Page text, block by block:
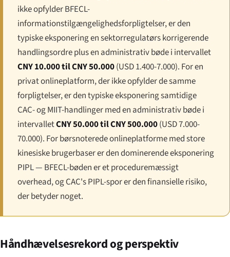
ikke opfylder BFECL-
informations­tilgængeligheds­forpligtelser, er den
typiske eksponering en sektorregulatørs korrigerende
handlings­ordre plus en administrativ bøde i intervallet
CNY 10.000 til CNY 50.000(USD 1.400-7.000). For en
privat onlineplatform, der ikke opfylder de samme
forpligtelser, er den typiske eksponering samtidige
CAC- og MIIT-handlinger med en administrativ bøde i
intervalletCNY 50.000 til CNY 500.000(USD 7.000-
70.000). For børsnoterede onlineplatforme med store
kinesiske brugerbaser er den dominerende eksponering
PIPL — BFECL-bøden er et proceduremæssigt
overhead, og CAC's PIPL-spor er den finansielle risiko,
der betyder noget.
Håndhævelses­rekord og perspektiv